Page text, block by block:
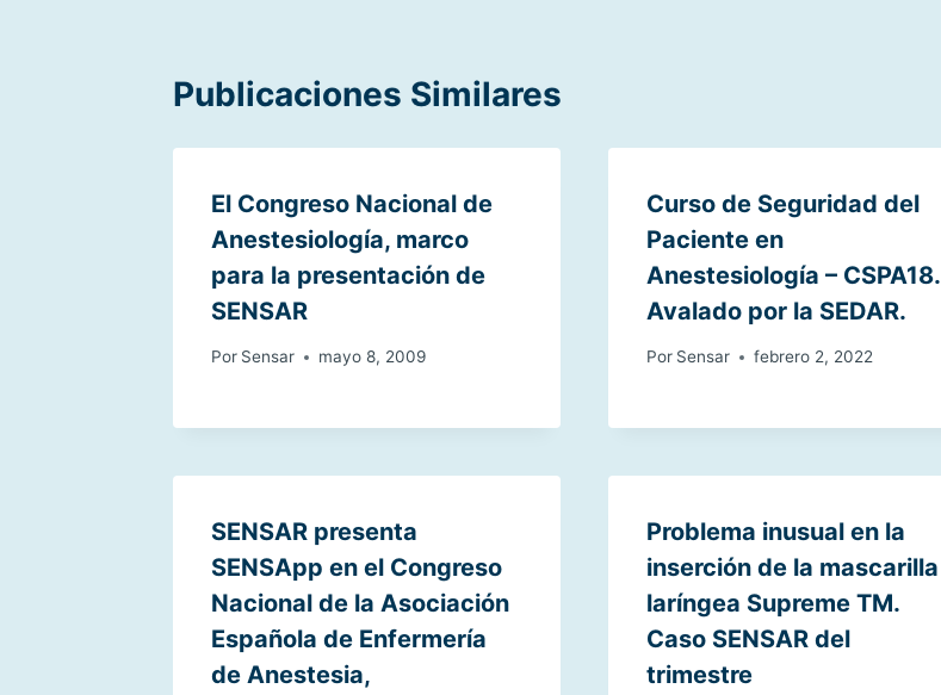
Publicaciones Similares
El Congreso Nacional de
Anestesiología, marco
para la presentación de
SENSAR
Por Sensar mayo 8, 2009
Curso de Seguridad del
Paciente en
Anestesiología – CSPA18.
Avalado por la SEDAR.
Por Sensar febrero 2, 2022
SENSAR presenta
SENSApp en el Congreso
Nacional de la Asociación
Española de Enfermería
de Anestesia,
Problema inusual en la
inserción de la mascarilla
laríngea Supreme TM.
Caso SENSAR del
trimestre